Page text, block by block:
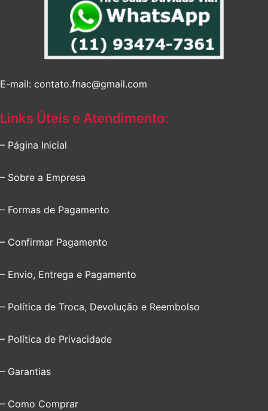
E-mail: contato.fnac@gmail.com
Links Úteis e Atendimento:
– Página Inicial
– Sobre a Empresa
– Formas de Pagamento
– Confirmar Pagamento
– Envio, Entrega e Pagamento
– Política de Troca, Devolução e Reembolso
– Política de Privacidade
– Garantias
– Como Comprar